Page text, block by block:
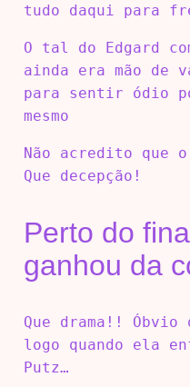
tudo daqui para
O tal do Edgard
ainda era mão de
para sentir ódio
mesmo
Não acredito que
Que decepção!
Perto do
ganhou da
Que drama!! Óbvio
logo quando ela
Putz…